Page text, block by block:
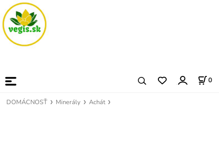
0
DOMÁCNOSŤ Minerály Achát